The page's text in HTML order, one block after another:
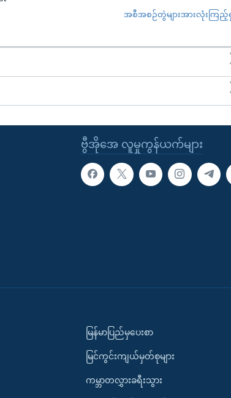
အစီအစဉ်တွဲများအားလုံးကြည့်
ဗွီအိုအေ လူမှုကွန်ယက်များ
မြန်မာပြည်မှပေးစာ
မြင်ကွင်းကျယ်မှတ်စုများ
ကမ္ဘာတလွှားခရီးသွား